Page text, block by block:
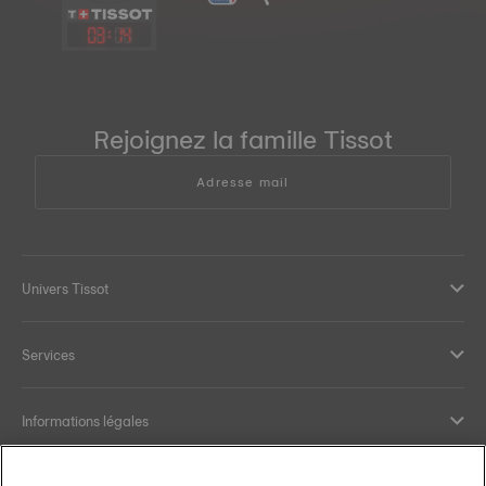
03: 14
Rejoignez la famille Tissot
Adresse mail
Univers Tissot
Services
Informations légales